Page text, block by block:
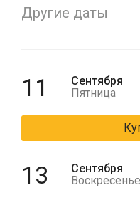
Другие даты
11
Сентября
Пятница
13
Сентября
Воскресенье